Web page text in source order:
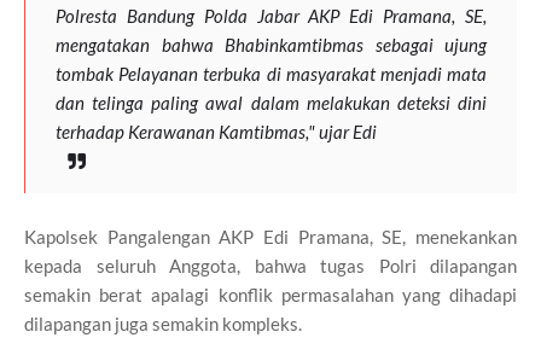
Polresta Bandung Polda Jabar AKP Edi Pramana, SE,
mengatakan bahwa Bhabinkamtibmas sebagai ujung
tombak Pelayanan terbuka di masyarakat menjadi mata
dan telinga paling awal dalam melakukan deteksi dini
terhadap Kerawanan Kamtibmas," ujar Edi
Kapolsek Pangalengan AKP Edi Pramana, SE, menekankan
kepada seluruh Anggota, bahwa tugas Polri dilapangan
semakin berat apalagi konflik permasalahan yang dihadapi
dilapangan juga semakin kompleks.